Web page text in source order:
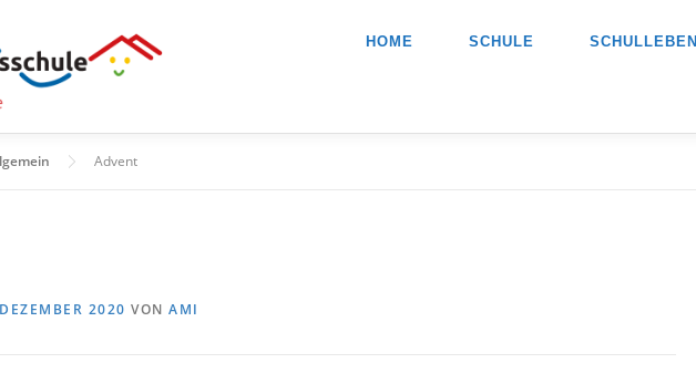
HOME SCHULE SCHULLEBEN
Advent
2020 VON AMI